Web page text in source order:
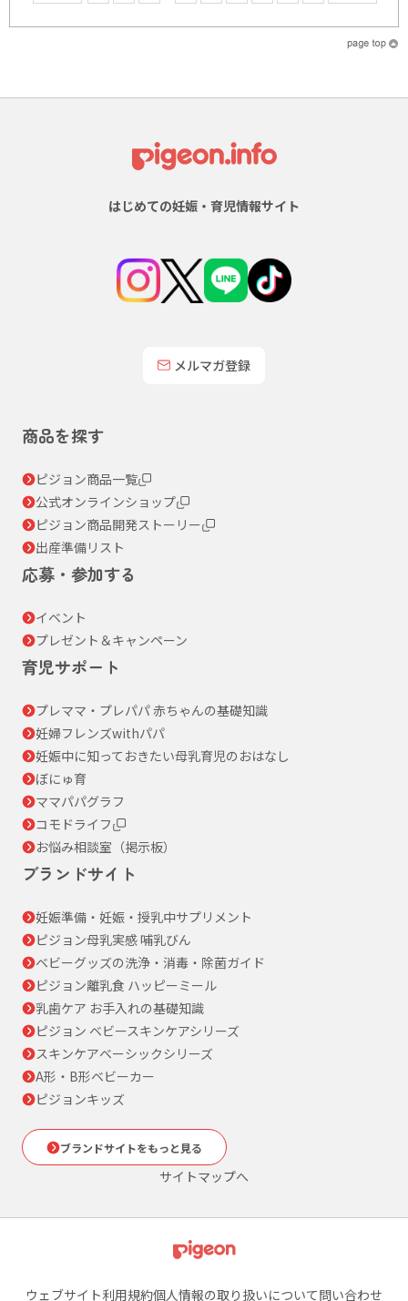
はじめての妊娠・育児情報サイト
メルマガ登録
商品を探す
ピジョン商品一覧
公式オンラインショップ
ピジョン商品開発ストーリー
出産準備リスト
応募・参加する
イベント
プレゼント＆キャンペーン
育児サポート
プレママ・プレパパ 赤ちゃんの基礎知識
妊婦フレンズwithパパ
妊娠中に知っておきたい母乳育児のおはなし
ぼにゅ育
ママパパグラフ
コモドライフ
お悩み相談室（掲示板）
ブランドサイト
妊娠準備・妊娠・授乳中サプリメント
ピジョン母乳実感 哺乳びん
ベビーグッズの洗浄・消毒・除菌ガイド
ピジョン離乳食 ハッピーミール
乳歯ケア お手入れの基礎知識
ピジョン ベビースキンケアシリーズ
スキンケアベーシックシリーズ
A形・B形ベビーカー
ピジョンキッズ
ブランドサイトをもっと見る
サイトマップへ
ウェブサイト利用規約個人情報の取り扱いについて問い合わせ